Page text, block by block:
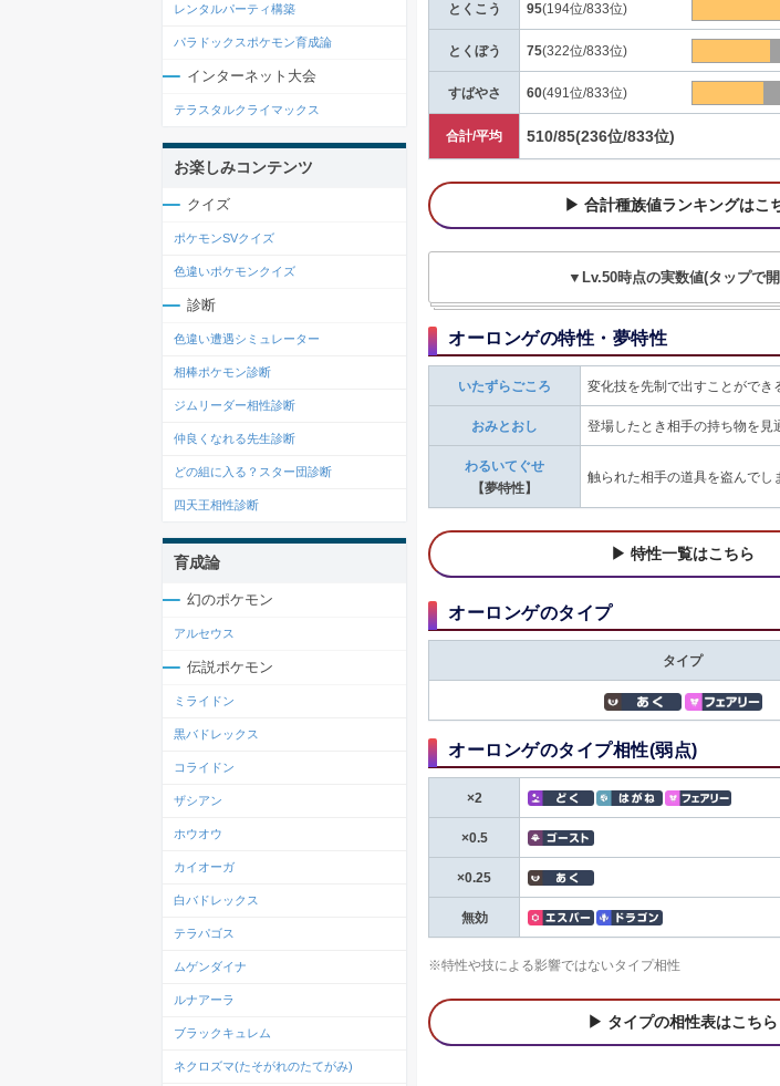
とくこう 95(194位/833位)
とくぼう 75(322位/833位)
すばやさ 60(491位/833位)
合計/平均 510/85(236位/833位)
合計種族値ランキングはこ
▼Lv.50時点の実数値(タップで
オーロンゲの特性・夢特性
いたずらごころ 変化技を先制で出すことができ
おみとおし 登場したとき相手の持ち物を見
わるいてぐせ
【夢特性】
触られた相手の道具を盗んでし
特性一覧はこちら
オーロンゲのタイプ
タイプ
オーロンゲのタイプ相性(弱点)
×2
×0.5
×0.25
無効
※特性や技による影響ではないタイプ相性
タイプの相性表はこちら
レンタルパーティ構築
パラドックスポケモン育成論
インターネット大会
テラスタルクライマックス
お楽しみコンテンツ
クイズ
ポケモンSVクイズ
色違いポケモンクイズ
診断
色違い遭遇シミュレーター
相棒ポケモン診断
ジムリーダー相性診断
仲良くなれる先生診断
どの組に入る？スター団診断
四天王相性診断
育成論
幻のポケモン
アルセウス
伝説ポケモン
ミライドン
黒バドレックス
コライドン
ザシアン
ホウオウ
カイオーガ
白バドレックス
テラパゴス
ムゲンダイナ
ルナアーラ
ブラックキュレム
ネクロズマ(たそがれのたてがみ)